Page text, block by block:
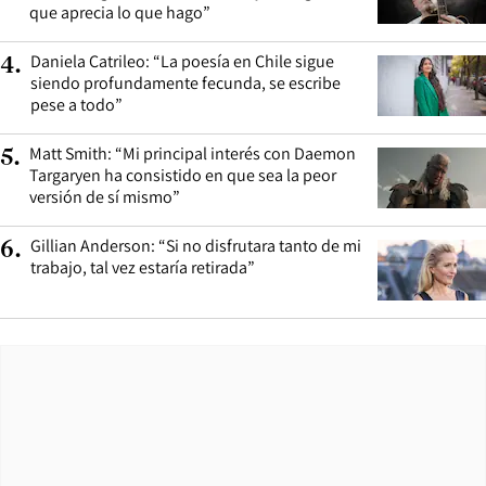
que aprecia lo que hago”
4. Daniela Catrileo: “La poesía en Chile sigue
siendo profundamente fecunda, se escribe
pese a todo”
5. Matt Smith: “Mi principal interés con Daemon
Targaryen ha consistido en que sea la peor
versión de sí mismo”
6. Gillian Anderson: “Si no disfrutara tanto de mi
trabajo, tal vez estaría retirada”